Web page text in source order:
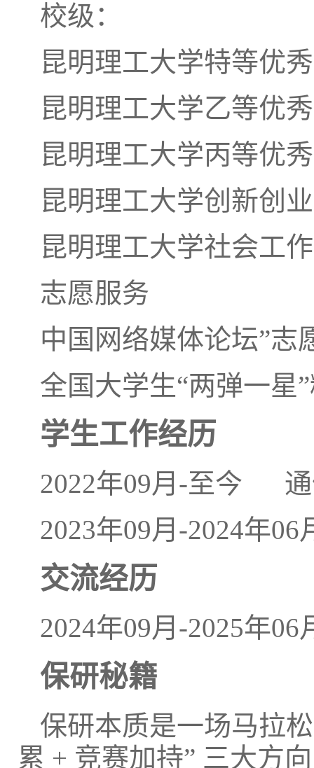
校级：
昆明理工大学特等优
昆明理工大学乙等优
昆明理工大学丙等优
昆明理工大学创新创
昆明理工大学社会工
志愿服务
中国网络媒体论坛”志
全国大学生“两弹一星
学生工作经历
2022年09月-至今 通
2023年09月-2024年
交流经历
2024年09月-2025年
保研秘籍
保研本质是一场马拉
累 + 竞赛加持” 三大方